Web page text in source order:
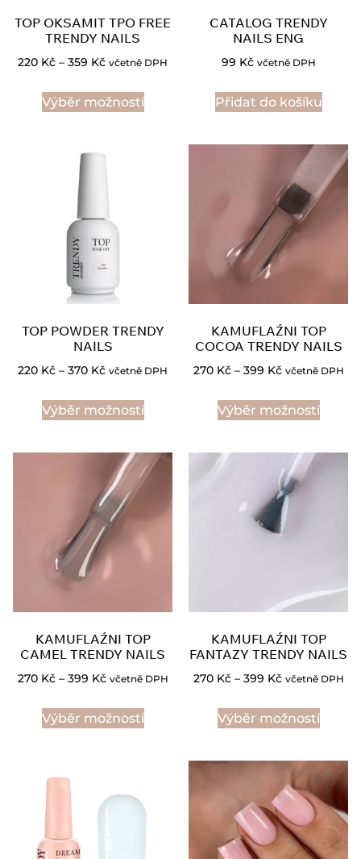
TOP OKSAMIT TPO FREE
TRENDY NAILS
220 Kč – 359 Kč včetně DPH
Výběr možností
CATALOG TRENDY
NAILS ENG
99 Kč včetně DPH
Přidat do košíku
TOP POWDER TRENDY
NAILS
220 Kč – 370 Kč včetně DPH
Výběr možností
KAMUFLAŹNI TOP
COCOA TRENDY NAILS
270 Kč – 399 Kč včetně DPH
Výběr možností
KAMUFLAŹNI TOP
CAMEL TRENDY NAILS
270 Kč – 399 Kč včetně DPH
Výběr možností
KAMUFLAŹNI TOP
FANTAZY TRENDY NAILS
270 Kč – 399 Kč včetně DPH
Výběr možností